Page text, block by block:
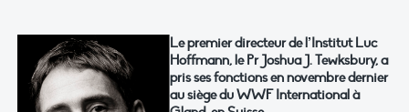
Le premier directeur de l’Institut Luc
Hoffmann, le Pr Joshua J. Tewksbury, a
pris ses fonctions en novembre dernier
au siège du WWF International à